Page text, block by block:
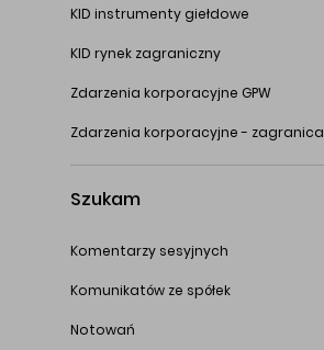
KID instrumenty giełdowe
KID rynek zagraniczny
Zdarzenia korporacyjne GPW
Zdarzenia korporacyjne - zagranica
Szukam
Komentarzy sesyjnych
Komunikatów ze spółek
Notowań